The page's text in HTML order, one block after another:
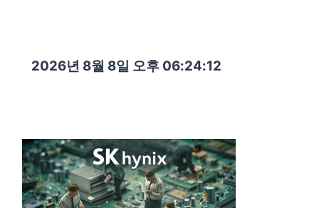
2026년 8월 8일 오후 06:24:13